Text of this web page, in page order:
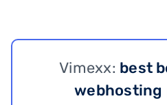
Vimexx: best
webhosting